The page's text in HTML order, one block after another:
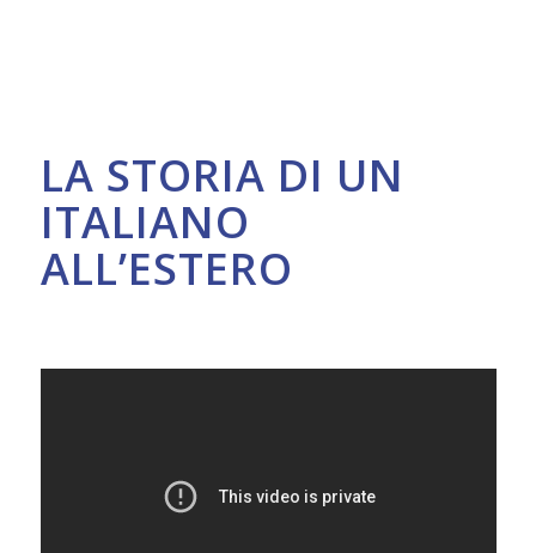
LA STORIA DI UN
ITALIANO
ALL’ESTERO